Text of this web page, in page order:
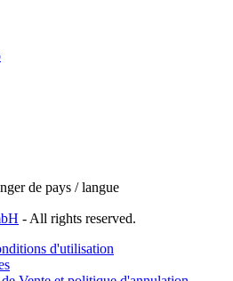
de pays / langue
- All rights reserved.
d'utilisation